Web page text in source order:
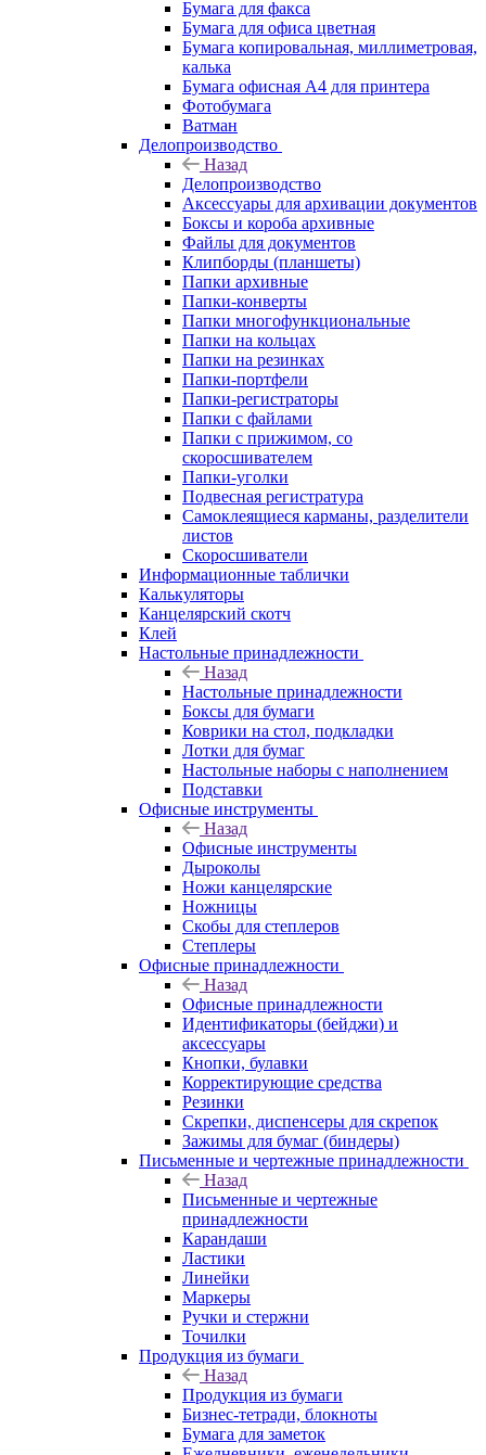
Бумага для факса
Бумага для офиса цветная
Бумага копировальная, миллиметровая,
калька
Бумага офисная А4 для принтера
Фотобумага
Ватман
Делопроизводство
Назад
Делопроизводство
Аксессуары для архивации документов
Боксы и короба архивные
Файлы для документов
Клипборды (планшеты)
Папки архивные
Папки-конверты
Папки многофункциональные
Папки на кольцах
Папки на резинках
Папки-портфели
Папки-регистраторы
Папки с файлами
Папки с прижимом, со
скоросшивателем
Папки-уголки
Подвесная регистратура
Самоклеящиеся карманы, разделители
листов
Скоросшиватели
Информационные таблички
Калькуляторы
Канцелярский скотч
Клей
Настольные принадлежности
Назад
Настольные принадлежности
Боксы для бумаги
Коврики на стол, подкладки
Лотки для бумаг
Настольные наборы с наполнением
Подставки
Офисные инструменты
Назад
Офисные инструменты
Дыроколы
Ножи канцелярские
Ножницы
Скобы для степлеров
Степлеры
Офисные принадлежности
Назад
Офисные принадлежности
Идентификаторы (бейджи) и
аксессуары
Кнопки, булавки
Корректирующие средства
Резинки
Скрепки, диспенсеры для скрепок
Зажимы для бумаг (биндеры)
Письменные и чертежные принадлежности
Назад
Письменные и чертежные
принадлежности
Карандаши
Ластики
Линейки
Маркеры
Ручки и стержни
Точилки
Продукция из бумаги
Назад
Продукция из бумаги
Бизнес-тетради, блокноты
Бумага для заметок